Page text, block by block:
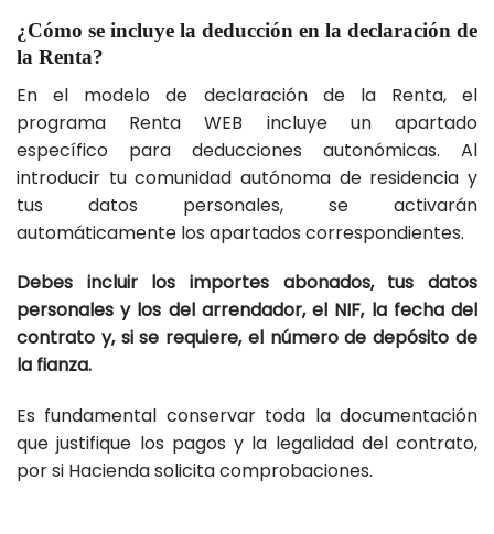
¿Cómo se incluye la deducción en la declaración de
la Renta?
En el modelo de declaración de la Renta, el
programa Renta WEB incluye un apartado
específico para deducciones autonómicas. Al
introducir tu comunidad autónoma de residencia y
tus datos personales, se activarán
automáticamente los apartados correspondientes.
Debes incluir los importes abonados, tus datos
personales y los del arrendador, el NIF, la fecha del
contrato y, si se requiere, el número de depósito de
la fianza.
Es fundamental conservar toda la documentación
que justifique los pagos y la legalidad del contrato,
por si Hacienda solicita comprobaciones.